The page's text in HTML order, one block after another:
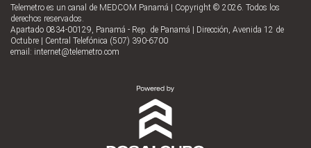
Telemetro es un canal de MEDCOM Panamá | Copyright © 2026. Todos los
derechos reservados.
Apartado 0834-00129, Panamá - Rep. de Panamá | Dirección, Avenida 12 de
Octubre | Central Telefónica (507) 390-6700
email: internet@telemetro.com